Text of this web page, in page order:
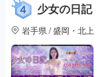
少女の日記
岩手県 / 盛岡・北上